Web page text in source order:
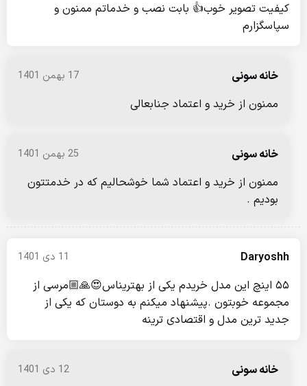
کیفیت تصویر خوب👍 بابت نصب و خدماتم ممنون و
سپاسگزارم
خانه سونی 17 بهمن 1401
ممنون از خرید و اعتماد جنابعالی
خانه سونی 25 بهمن 1401
ممنون از خرید و اعتماد شما خوشحالیم که در خدمتتون
بودیم .
Daryoshh 11 دی 1401
۵۵ اینچ این مدل خریدم یکی از بهتریناس😍🙏🏼مرسی از
مجموعه خوبتون .پیشنهاد میکنم به دوستان که یکی از
جدید ترین مدل و اقتصادی ترینه
خانه سونی 12 دی 1401